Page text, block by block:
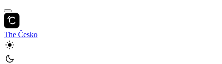
The Česko